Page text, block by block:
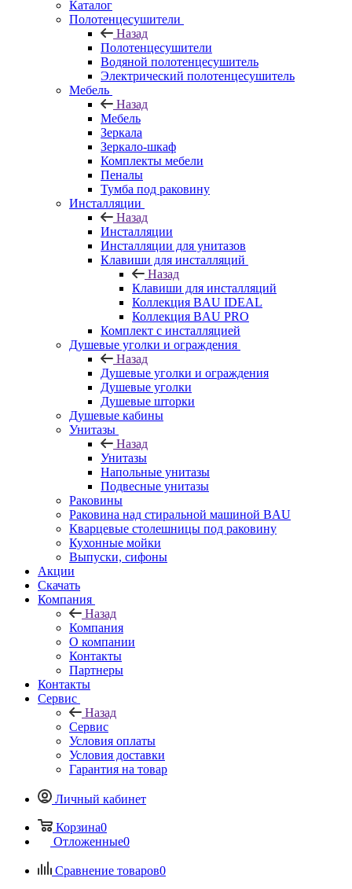
Каталог
Полотенцесушители
Назад
Полотенцесушители
Водяной полотенцесушитель
Электрический полотенцесушитель
Мебель
Назад
Мебель
Зеркала
Зеркало-шкаф
Комплекты мебели
Пеналы
Тумба под раковину
Инсталляции
Назад
Инсталляции
Инсталляции для унитазов
Клавиши для инсталляций
Назад
Клавиши для инсталляций
Коллекция BAU IDEAL
Коллекция BAU PRO
Комплект с инсталляцией
Душевые уголки и ограждения
Назад
Душевые уголки и ограждения
Душевые уголки
Душевые шторки
Душевые кабины
Унитазы
Назад
Унитазы
Напольные унитазы
Подвесные унитазы
Раковины
Раковина над стиральной машиной BAU
Кварцевые столешницы под раковину
Кухонные мойки
Выпуски, сифоны
Акции
Скачать
Компания
Назад
Компания
О компании
Контакты
Партнеры
Контакты
Сервис
Назад
Сервис
Условия оплаты
Условия доставки
Гарантия на товар
Личный кабинет
Корзина0
Отложенные0
Сравнение товаров0